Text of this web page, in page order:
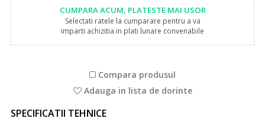
CUMPARA ACUM, PLATESTE MAI USOR
Selectati ratele la cumparare pentru a va
imparti achizitia in plati lunare convenabile
Compara produsul
Adauga in lista de dorinte
SPECIFICATII TEHNICE